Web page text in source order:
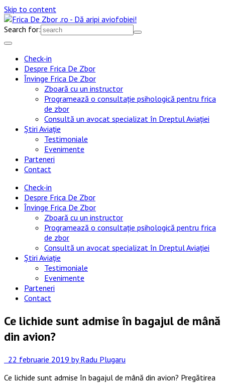
Skip to content
Search for:
Check-in
Despre Frica De Zbor
Învinge Frica De Zbor
Zboară cu un instructor
Programează o consultație psihologică pentru frica
de zbor
Consultă un avocat specializat în Dreptul Aviației
Știri Aviație
Testimoniale
Evenimente
Parteneri
Contact
Check-in
Despre Frica De Zbor
Învinge Frica De Zbor
Zboară cu un instructor
Programează o consultație psihologică pentru frica
de zbor
Consultă un avocat specializat în Dreptul Aviației
Știri Aviație
Testimoniale
Evenimente
Parteneri
Contact
Ce lichide sunt admise în bagajul de mână
din avion?
22 februarie 2019 by Radu Plugaru
Ce lichide sunt admise în bagajul de mână din avion? Pregătirea